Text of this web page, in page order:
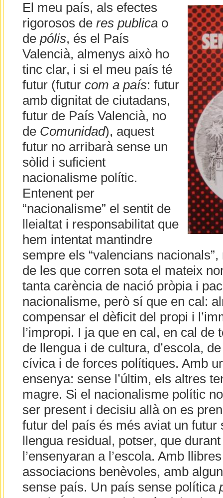
El meu país, als efectes
rigorosos de res publicao
de pólis, és el País
Valencià, almenys això ho
tinc clar, i si el meu país té
futur (futur com a país: futur
amb dignitat de ciutadans,
futur de País Valencià, no
de Comunidad), aquest
futur no arribarà sense un
sòlid i suficient
nacionalisme polític.
Entenent per
“nacionalisme” el sentit de
lleialtat i responsabilitat que
hem intentat mantindre
sempre els “valencians
de les que corren sota el mateix
tanta carència de nació pròpia i
nacionalisme, però sí que en cal:
compensar el dèficit del propi i
l’impropi. I ja que en cal, en cal
de llengua i de cultura, d’escola,
cívica i de forces polítiques. Amb
ensenya: sense l’últim, els altres
magre. Si el nacionalisme polític
ser present i decisiu allà on es
futur del país és més aviat un futur
llengua residual, potser, que
l’ensenyaran a l’escola. Amb
associacions benèvoles, amb
sense país. Un país sense política